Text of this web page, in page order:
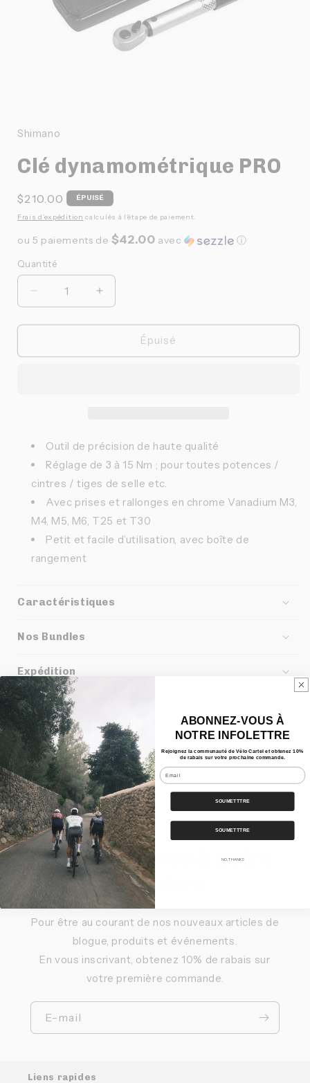
1
fenêtre
modale
Shimano
Clé dynamométrique PRO
Prix
habituel
$210.00 ÉPUISÉ
Frais d'expédition calculés à l'étape de paiement.
ou 5 paiements de $42.00 avec ⓘ
Quantité
Quantité
Réduire
la
quantité
Clé
Augmenter
la
quantité
Clé
Épuisé
Outil de précision de haute qualité
Réglage de 3 à 15 Nm ; pour toutes potences /
cintres / tiges de selle etc.
Avec prises et rallonges en chrome Vanadium M3,
M4, M5, M6, T25 et T30
Petit et facile d’utilisation, avec boîte de
rangement
Caractéristiques
Nos Bundles
Expédition
Partager
Inscrivez-vous à notre
infolettre
Pour être au courant de nos nouveaux articles de
blogue, produits et événements.
En vous inscrivant, obtenez 10% de rabais sur
votre première commande.
E-mail
Liens rapides
ABONNEZ-VOUS À
NOTRE INFOLETTRE
Rejoignez la communauté de Vélo Cartel et obtenez 10%
de rabais sur votre prochaine commande.
Email
SOUMETTTRE
SOUMETTTRE
NO, THANKS